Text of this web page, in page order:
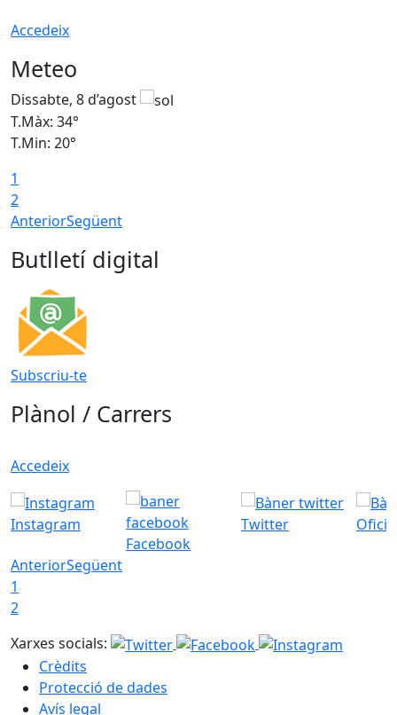
Accedeix
Meteo
Dissabte, 8 d’agost
T.Màx: 34°
T.Min: 20°
1
2
AnteriorSegüent
Butlletí digital
Subscriu-te
Plànol / Carrers
Accedeix
Instagram
Facebook
Twitter
AnteriorSegüent
1
2
Xarxes socials:
Crèdits
Protecció de dades
Avís legal